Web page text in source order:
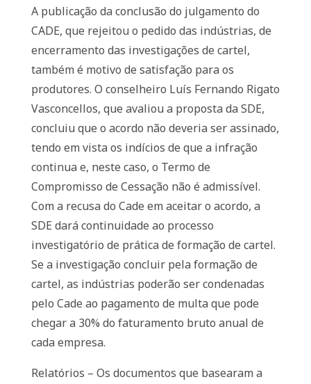
A publicação da conclusão do julgamento do
CADE, que rejeitou o pedido das indústrias, de
encerramento das investigações de cartel,
também é motivo de satisfação para os
produtores. O conselheiro Luís Fernando Rigato
Vasconcellos, que avaliou a proposta da SDE,
concluiu que o acordo não deveria ser assinado,
tendo em vista os indícios de que a infração
continua e, neste caso, o Termo de
Compromisso de Cessação não é admissível.
Com a recusa do Cade em aceitar o acordo, a
SDE dará continuidade ao processo
investigatório de prática de formação de cartel.
Se a investigação concluir pela formação de
cartel, as indústrias poderão ser condenadas
pelo Cade ao pagamento de multa que pode
chegar a 30% do faturamento bruto anual de
cada empresa.
Relatórios – Os documentos que basearam a